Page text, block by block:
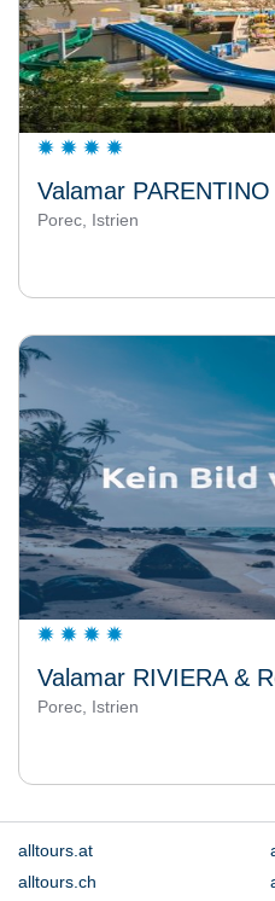
Valamar PARENTINO
Porec, Istrien
Valamar RIVIERA &
Porec, Istrien
alltours.at
alltours.ch